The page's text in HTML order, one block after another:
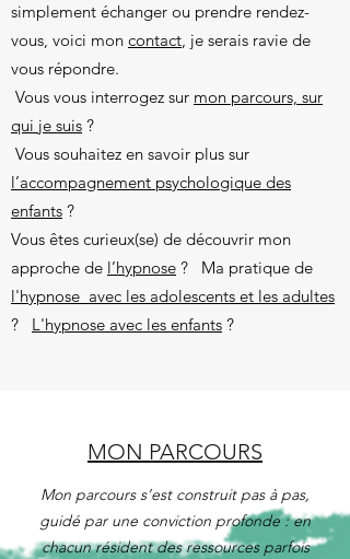
simplement échanger ou prendre rendez-
vous, voici mon contact, je serais ravie de
vous répondre.
Vous vous interrogez sur mon parcours, sur
qui je suis ?
Vous souhaitez en savoir plus sur
l’accompagnement psychologique des
enfants ?
Vous êtes curieux(se) de découvrir mon
approche de l’hypnose ? Ma pratique de
l'hypnose avec les adolescents et les adultes
? L'hypnose avec les enfants ?
MON PARCOURS
Mon parcours s’est construit pas à pas,
guidé par une conviction profonde : en
chacun résident des ressources parfois